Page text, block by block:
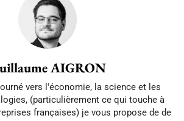
AIGRON
vers l'économie, la science et les
(particulièrement ce qui touche à
françaises) je vous propose de de